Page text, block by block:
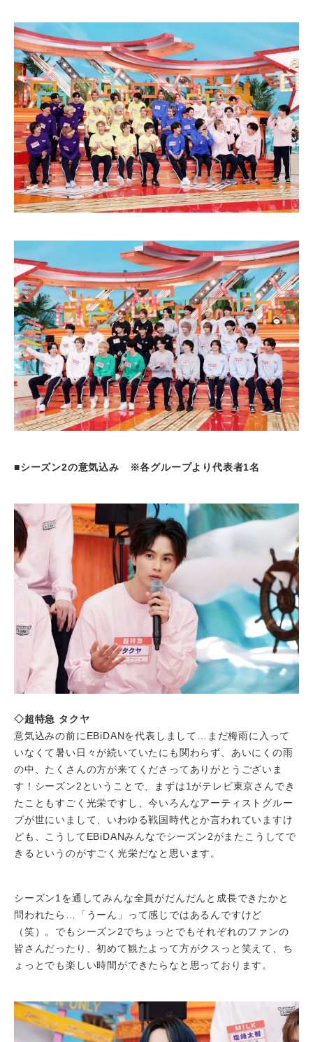
■シーズン2の意気込み ※各グループより代表者1名
◇超特急 タクヤ
意気込みの前にEBiDANを代表しまして…まだ梅雨に入って
いなくて暑い日々が続いていたにも関わらず、あいにくの雨
の中、たくさんの方が来てくださってありがとうございま
す！シーズン2ということで、まずは1がテレビ東京さんでき
たこともすごく光栄ですし、今いろんなアーティストグルー
プが世にいまして、いわゆる戦国時代とか言われていますけ
ども、こうしてEBiDANみんなでシーズン2がまたこうしてで
きるというのがすごく光栄だなと思います。
シーズン1を通してみんな全員がだんだんと成長できたかと
問われたら…「うーん」って感じではあるんですけど
（笑）。でもシーズン2でちょっとでもそれぞれのファンの
皆さんだったり、初めて観たよって方がクスっと笑えて、ち
ょっとでも楽しい時間ができたらなと思っております。